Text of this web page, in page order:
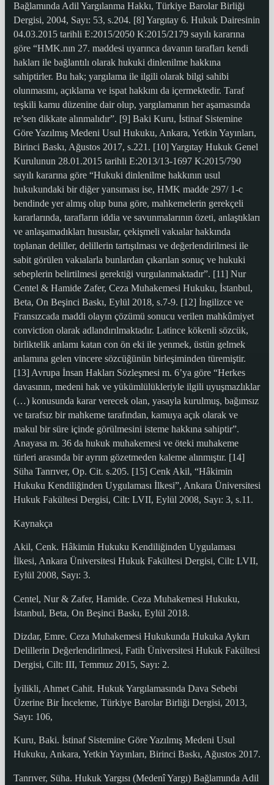
Bağlamında Adil Yargılanma Hakkı, Türkiye Barolar Birliği
Dergisi, 2004, Sayı: 53, s.204. [8] Yargıtay 6. Hukuk Dairesinin
04.03.2015 tarihli E:2015/2050 K:2015/2179 sayılı kararına
göre “HMK.nın 27. maddesi uyarınca davanın tarafları kendi
hakları ile bağlantılı olarak hukuki dinlenilme hakkına
sahiptirler. Bu hak; yargılama ile ilgili olarak bilgi sahibi
olunmasını, açıklama ve ispat hakkını da içermektedir. Taraf
teşkili kamu düzenine dair olup, yargılamanın her aşamasında
re’sen dikkate alınmalıdır”. [9] Baki Kuru, İstinaf Sistemine
Göre Yazılmış Medeni Usul Hukuku, Ankara, Yetkin Yayınları,
Birinci Baskı, Ağustos 2017, s.221. [10] Yargıtay Hukuk Genel
Kurulunun 28.01.2015 tarihli E:2013/13-1697 K:2015/790
sayılı kararına göre “Hukuki dinlenilme hakkının usul
hukukundaki bir diğer yansıması ise, HMK madde 297/ 1-c
bendinde yer almış olup buna göre, mahkemelerin gerekçeli
kararlarında, tarafların iddia ve savunmalarının özeti, anlaştıkları
ve anlaşamadıkları hususlar, çekişmeli vakıalar hakkında
toplanan deliller, delillerin tartışılması ve değerlendirilmesi ile
sabit görülen vakıalarla bunlardan çıkarılan sonuç ve hukuki
sebeplerin belirtilmesi gerektiği vurgulanmaktadır”. [11] Nur
Centel & Hamide Zafer, Ceza Muhakemesi Hukuku, İstanbul,
Beta, On Beşinci Baskı, Eylül 2018, s.7-9. [12] İngilizce ve
Fransızcada maddi olayın çözümü sonucu verilen mahkûmiyet
conviction olarak adlandırılmaktadır. Latince kökenli sözcük,
birliktelik anlamı katan con ön eki ile yenmek, üstün gelmek
anlamına gelen vincere sözcüğünün birleşiminden türemiştir.
[13] Avrupa İnsan Hakları Sözleşmesi m. 6’ya göre “Herkes
davasının, medeni hak ve yükümlülükleriyle ilgili uyuşmazlıklar
(…) konusunda karar verecek olan, yasayla kurulmuş, bağımsız
ve tarafsız bir mahkeme tarafından, kamuya açık olarak ve
makul bir süre içinde görülmesini isteme hakkına sahiptir”.
Anayasa m. 36 da hukuk muhakemesi ve öteki muhakeme
türleri arasında bir ayrım gözetmeden kaleme alınmıştır. [14]
Süha Tanrıver, Op. Cit. s.205. [15] Cenk Akil, “Hâkimin
Hukuku Kendiliğinden Uygulaması İlkesi”, Ankara Üniversitesi
Hukuk Fakültesi Dergisi, Cilt: LVII, Eylül 2008, Sayı: 3, s.11.
Kaynakça
Akil, Cenk. Hâkimin Hukuku Kendiliğinden Uygulaması
İlkesi, Ankara Üniversitesi Hukuk Fakültesi Dergisi, Cilt: LVII,
Eylül 2008, Sayı: 3.
Centel, Nur & Zafer, Hamide. Ceza Muhakemesi Hukuku,
İstanbul, Beta, On Beşinci Baskı, Eylül 2018.
Dizdar, Emre. Ceza Muhakemesi Hukukunda Hukuka Aykırı
Delillerin Değerlendirilmesi, Fatih Üniversitesi Hukuk Fakültesi
Dergisi, Cilt: III, Temmuz 2015, Sayı: 2.
İyilikli, Ahmet Cahit. Hukuk Yargılamasında Dava Sebebi
Üzerine Bir İnceleme, Türkiye Barolar Birliği Dergisi, 2013,
Sayı: 106,
Kuru, Baki. İstinaf Sistemine Göre Yazılmış Medeni Usul
Hukuku, Ankara, Yetkin Yayınları, Birinci Baskı, Ağustos 2017.
Tanrıver, Süha. Hukuk Yargısı (Medenî Yargı) Bağlamında Adil